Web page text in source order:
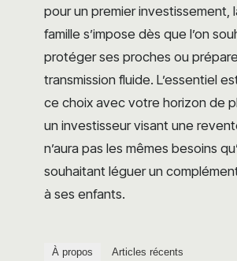
pour un premier investissement,
famille s’impose dès que l’on
protéger ses proches ou
transmission fluide. L’essentiel
ce choix avec votre horizon de
un investisseur visant une
n’aura pas les mêmes besoins
souhaitant léguer un
à ses enfants.
À propos Articles récents